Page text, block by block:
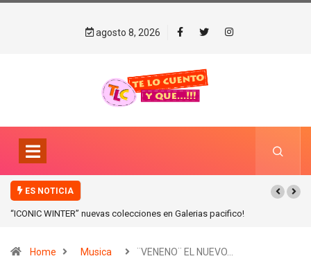
agosto 8, 2026
ES NOTICIA
“ICONIC WINTER” nuevas colecciones en Galerias pacifico!
Home Musica ¨VENENO¨ EL NUEVO…